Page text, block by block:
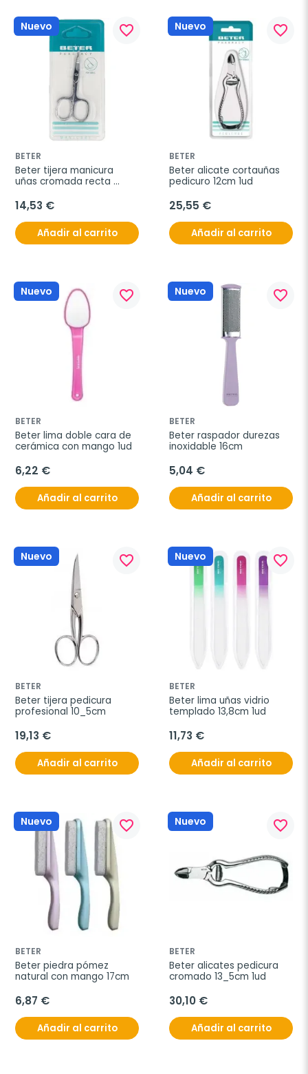
Nuevo favorite_border
BETER
Beter tijera manicura
uñas cromada recta
14,53 €
Añadir al carrito
Nuevo favorite_border
BETER
Beter alicate cortauñas
pedicuro 12cm 1ud
25,55 €
Añadir al carrito
Nuevo favorite_border
BETER
Beter lima doble cara de
cerámica con mango 1ud
6,22 €
Añadir al carrito
Nuevo favorite_border
BETER
Beter raspador durezas
inoxidable 16cm
5,04 €
Añadir al carrito
Nuevo favorite_border
BETER
Beter tijera pedicura
profesional 10_5cm
19,13 €
Añadir al carrito
Nuevo favorite_border
BETER
Beter lima uñas vidrio
templado 13,8cm 1ud
11,73 €
Añadir al carrito
Nuevo favorite_border
BETER
Beter piedra pómez
natural con mango 17cm
6,87 €
Añadir al carrito
Nuevo favorite_border
BETER
Beter alicates pedicura
cromado 13_5cm 1ud
30,10 €
Añadir al carrito